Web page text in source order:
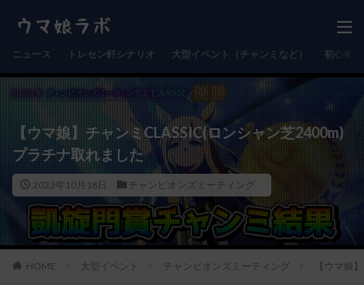
ニュース トレセン軒シナリオ 大型イベント（チャンミなど） 初心者
【ウマ娘】チャンミCLASSIC(ロンシャン芝2400m)
プラチナ取れました
2023年10月18日 チャンピオンズミーティング
HOME 大型イベント チャンピオンズミーティング 【ウマ娘